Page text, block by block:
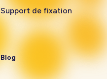
Support de fixation
Blog